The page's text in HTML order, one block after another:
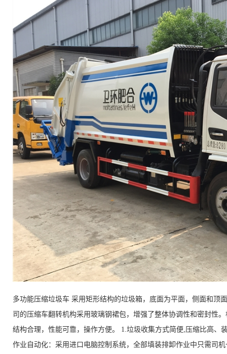
多功能压缩垃圾车 采用矩形结构的垃圾箱，底面为平面，侧面和顶
司的压缩车翻转机构采用玻璃钢裙包，增强了整体协调性和密封性
结构合理，性能可靠，操作方便。 1.垃圾收集方式简便,压缩比高、
作业自动化：采用进口电脑控制系统，全部填装排卸作业中只需司